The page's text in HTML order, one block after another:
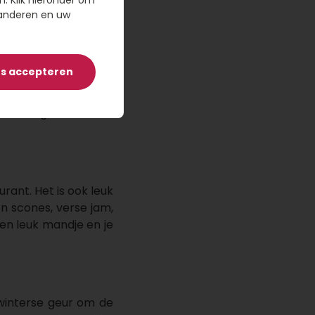
op het gezicht
Het is ook leuk
scones, verse jam,
leuk mandje en je
geur om de
en uw
accepteren